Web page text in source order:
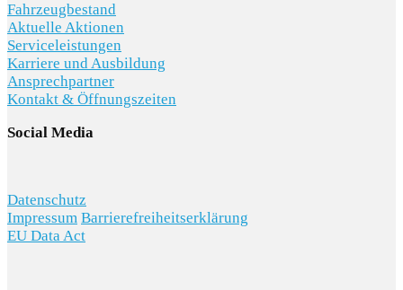
Fahrzeugbestand
Aktuelle Aktionen
Serviceleistungen
Karriere und Ausbildung
Ansprechpartner
Kontakt & Öffnungszeiten
Social Media
Datenschutz
Impressum Barrierefreiheitserklärung
EU Data Act